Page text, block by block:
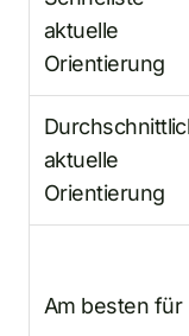
aktuelle
Orientierung
aktuelle
Orientierung
Am besten für